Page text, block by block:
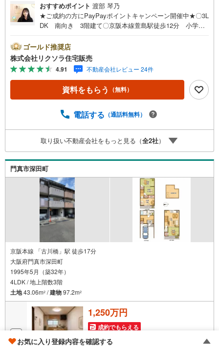
おすすめポイント 渡部 琴乃
★ご成約の方にPayPayポイントキャンペーン開催中★〇3L
DK 南向き 3階建て〇京阪本線萱島駅徒歩12分 小学校
り良好■営業時間 9:30～20:00 ■即日案内可能！※当日・
翌日のご案内はお電話でのお問合せがスムーズ■定休日 毎
週水曜日◇弊社ホームページよりLINEでのお問合せも好
評！◇不動産情報サイト未掲載物件、弊社ホームページに
多数掲載！◇学校区物件検索も充実！ご希望の学校区での
物件探しに便利！「リクソラ住宅販売」で検索！是非ご覧
載物件もまとめてご案内可能リフォームやリノベーション
時開催中】〇お客様の条件にベストな住宅ローン商品のご
提案〇住宅ローンの金利や優遇率、審査基準などを詳しく
ご説明〇住宅ローンとリフォームローンの一体型商品もご
提案〇仕事や収入・現在過去の借入による住宅ローンへの
問題解決是非ともお問合せ下さい
ゴールド推奨店
株式会社リクソラ住宅販売
4.91 不動産会社レビュー 24件
資料をもらう （無料）
電話する （通話料無料）
取り扱い不動産会社をもっと見る（全2社）
門真市深田町
京阪本線 「古川橋」駅 徒歩17分
大阪府門真市深田町
1995年5月（築32年）
4LDK / 地上階数3階
土地43.06m2 /建物97.2m2
1,250万円
成約でもらえる
お気に入り登録内容を確認する